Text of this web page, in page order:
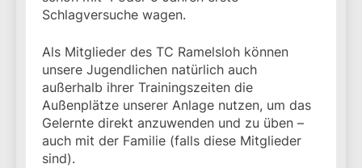
Schlagversuche wagen.
Als Mitglieder des TC Ramelsloh können
unsere Jugendlichen natürlich auch
außerhalb ihrer Trainingszeiten die
Außenplätze unserer Anlage nutzen, um das
Gelernte direkt anzuwenden und zu üben –
auch mit der Familie (falls diese Mitglieder
sind).